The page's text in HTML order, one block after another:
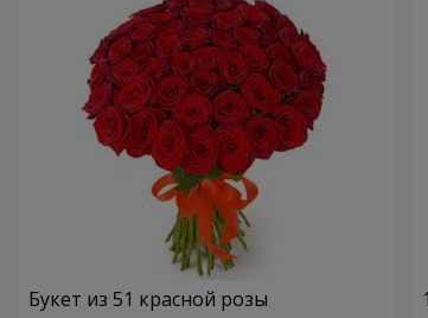
Букет из 51 красной розы